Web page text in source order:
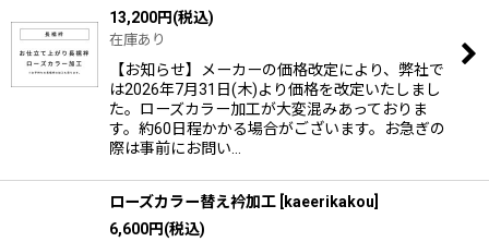
13,200円(税込)
在庫あり
【お知らせ】メーカーの価格改定により、弊社で
は2026年7月31日(木)より価格を改定いたしまし
た。ローズカラー加工が大変混みあっておりま
す。約60日程かかる場合がございます。お急ぎの
際は事前にお問い…
ローズカラー替え衿加工 kaeerikakou
6,600円(税込)